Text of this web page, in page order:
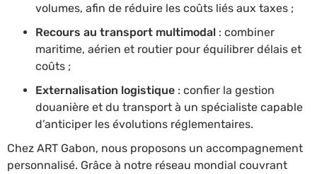
volumes, afin de réduire les coûts liés aux taxes ;
Recours au transport multimodal : combiner
maritime, aérien et routier pour équilibrer délais et
coûts ;
Externalisation logistique : confier la gestion
douanière et du transport à un spécialiste capable
d’anticiper les évolutions réglementaires.
Chez ART Gabon, nous proposons un accompagnement
personnalisé. Grâce à notre réseau mondial couvrant